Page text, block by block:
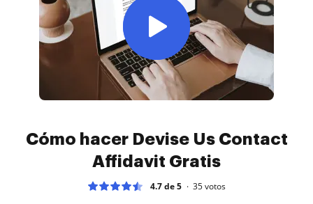
Cómo hacer Devise Us Contact
Affidavit Gratis
4.7 de 5 35votos